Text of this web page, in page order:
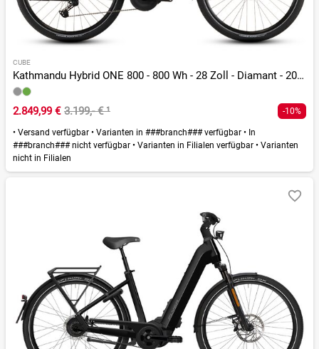
CUBE
Kathmandu Hybrid ONE 800 - 800 Wh - 28 Zoll - Diamant - 2026
2.849,99 € 3.199,- €¹ -10%
• Versand verfügbar • Varianten in ###branch### verfügbar • In
###branch### nicht verfügbar • Varianten in Filialen verfügbar • Varianten
nicht in Filialen